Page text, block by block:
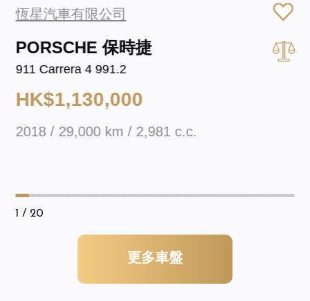
恆星汽車有限公司
PORSCHE 保時捷
911 Carrera 4 991.2
HK$1,130,000
2018 / 29,000 km / 2,981 c.c.
1 / 20
更多車盤